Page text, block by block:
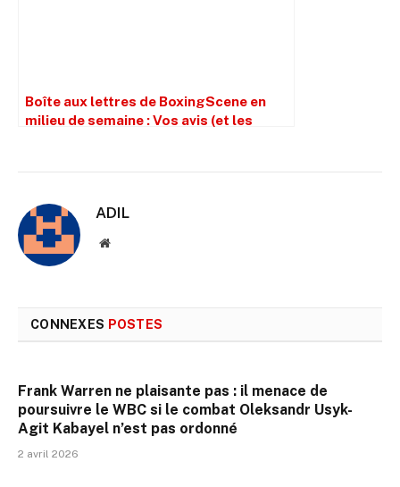
Boîte aux lettres de BoxingScene en
milieu de semaine : Vos avis (et les
Anthony Joshua.
ADIL
Site
CONNEXES POSTES
Frank Warren ne plaisante pas : il menace de
poursuivre le WBC si le combat Oleksandr Usyk-
Agit Kabayel n’est pas ordonné
2 avril 2026